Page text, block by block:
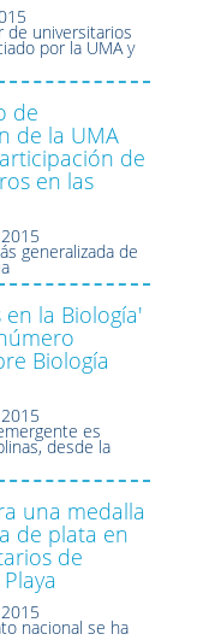
de universitarios
por la UMA y
de
de la UMA
de
en las
generalizada de
la Biología'
Biología
es
desde la
una medalla
de plata en
de
nacional se ha